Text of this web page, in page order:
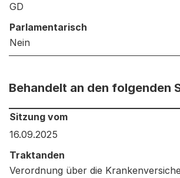
GD
Parlamentarisch
Nein
Behandelt an den folgenden
Behandelt an den folgenden
Sitzung vom
16.09.2025
Traktanden
Verordnung über die